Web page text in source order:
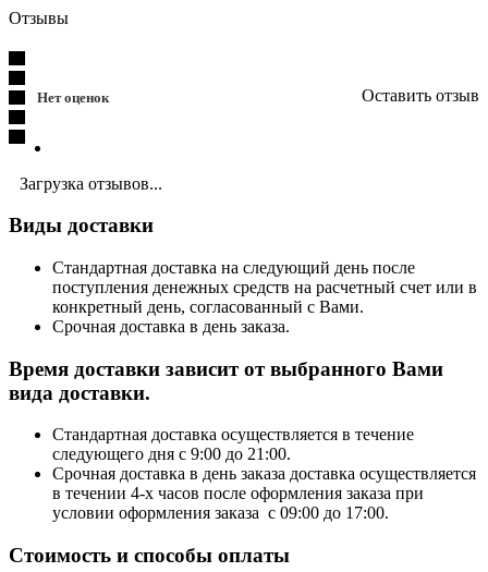
Отзывы
Нет оценок Оставить отзыв
Загрузка отзывов...
Виды доставки
Стандартная доставка на следующий день после
поступления денежных средств на расчетный счет или в
конкретный день, согласованный с Вами.
Срочная доставка в день заказа.
Время доставки зависит от выбранного Вами
вида доставки.
Стандартная доставка осуществляется в течение
следующего дня с 9:00 до 21:00.
Срочная доставка в день заказа доставка осуществляется
в течении 4-х часов после оформления заказа при
условии оформления заказа с 09:00 до 17:00.
Стоимость и способы оплаты